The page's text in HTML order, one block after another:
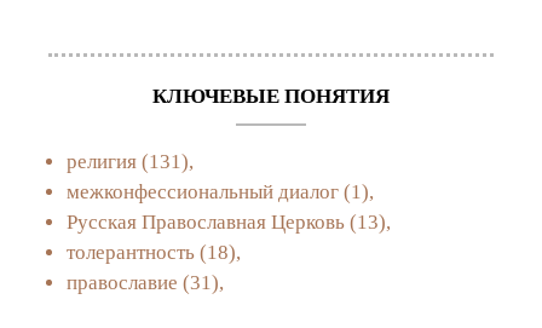
КЛЮЧЕВЫЕ ПОНЯТИЯ
религия (131),
межконфессиональный диалог (1),
Русская Православная Церковь (13),
толерантность (18),
православие (31),